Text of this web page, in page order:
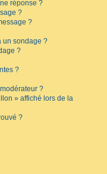
réponse ?
?
?
un sondage ?
?
?
?
» affiché lors de la
?